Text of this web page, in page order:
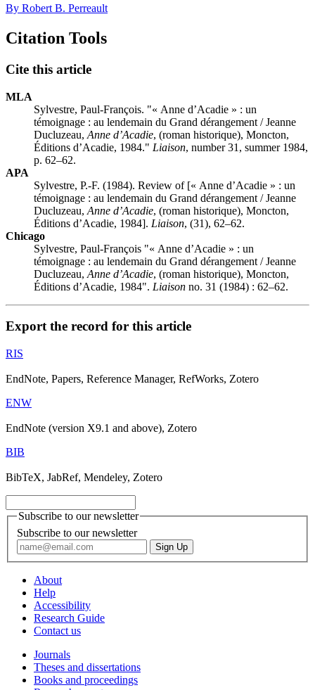
By Robert B. Perreault
Citation Tools
Cite this article
MLA
Sylvestre, Paul-François. "« Anne d’Acadie » : un
témoignage : au lendemain du Grand dérangement / Jeanne
Ducluzeau, Anne d’Acadie, (roman historique), Moncton,
Éditions d’Acadie, 1984." Liaison, number 31, summer 1984,
p. 62–62.
APA
Sylvestre, P.-F. (1984). Review of [« Anne d’Acadie » : un
témoignage : au lendemain du Grand dérangement / Jeanne
Ducluzeau, Anne d’Acadie, (roman historique), Moncton,
Éditions d’Acadie, 1984]. Liaison, (31), 62–62.
Chicago
Sylvestre, Paul-François "« Anne d’Acadie » : un
témoignage : au lendemain du Grand dérangement / Jeanne
Ducluzeau, Anne d’Acadie, (roman historique), Moncton,
Éditions d’Acadie, 1984". Liaison no. 31 (1984) : 62–62.
Export the record for this article
RIS
EndNote, Papers, Reference Manager, RefWorks, Zotero
ENW
EndNote (version X9.1 and above), Zotero
BIB
BibTeX, JabRef, Mendeley, Zotero
Subscribe to our newsletter
Subscribe to our newsletter
About
Help
Accessibility
Research Guide
Contact us
Journals
Theses and dissertations
Books and proceedings